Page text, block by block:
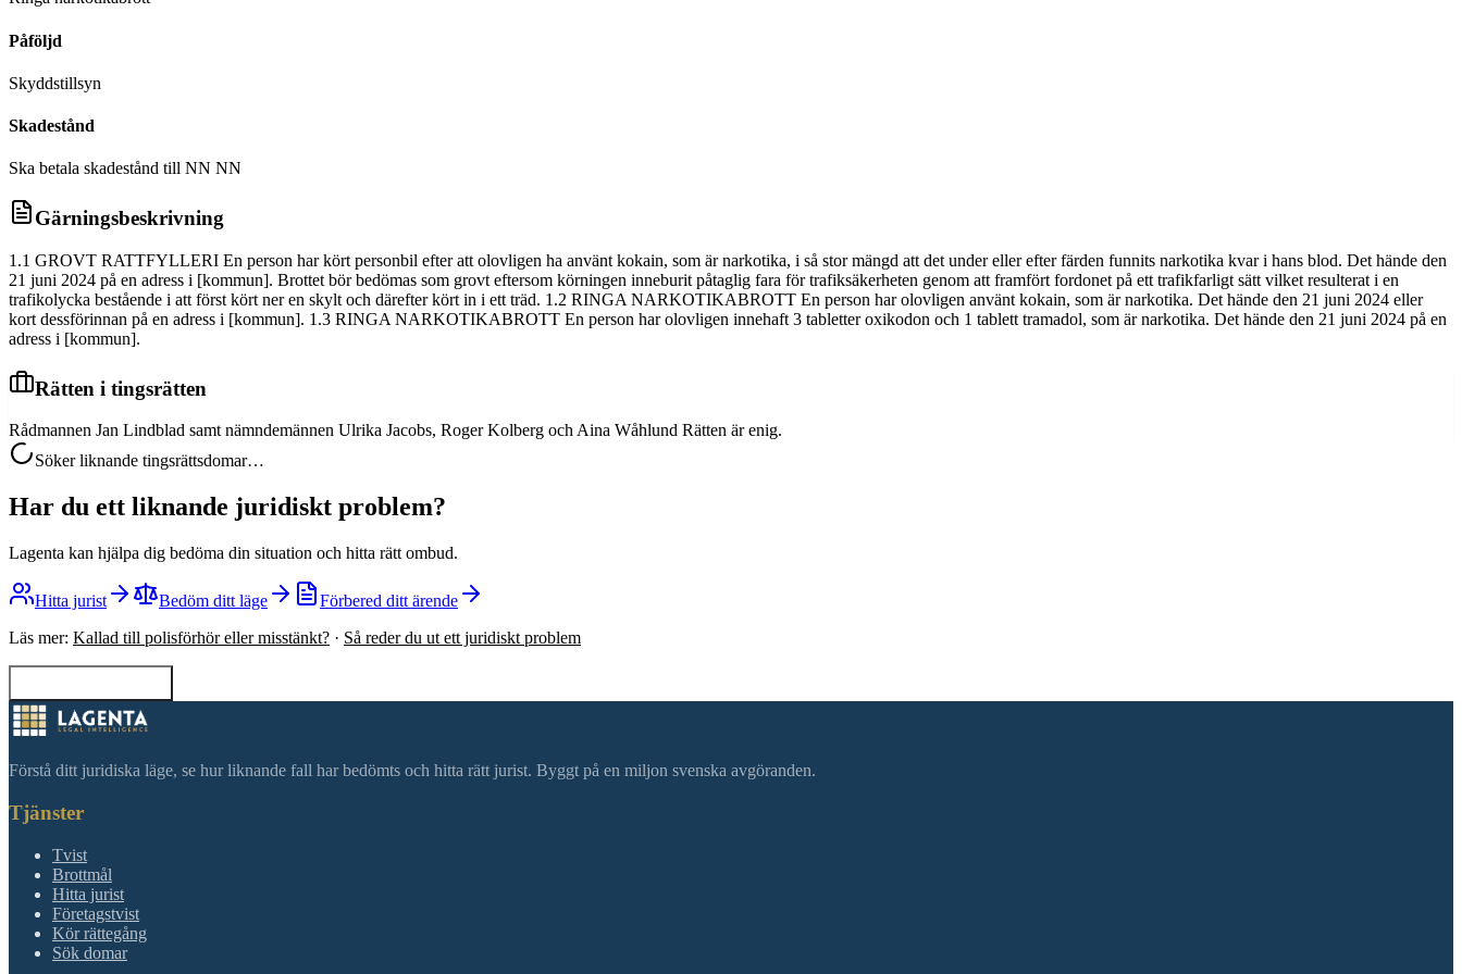
Påföljd
Skyddstillsyn
Skadestånd
Ska betala skadestånd till NN NN
Gärningsbeskrivning
1.1 GROVT RATTFYLLERI En person har kört personbil efter att olovligen ha använt kokain, som är narkotika, i så stor mängd att det under eller efter färden funnits narkotika kvar i hans blod. Det hände den
21 juni 2024 på en adress i [kommun]. Brottet bör bedömas som grovt eftersom körningen inneburit påtaglig fara för trafiksäkerheten genom att framfört fordonet på ett trafikfarligt sätt vilket resulterat i en
trafikolycka bestående i att först kört ner en skylt och därefter kört in i ett träd. 1.2 RINGA NARKOTIKABROTT En person har olovligen använt kokain, som är narkotika. Det hände den 21 juni 2024 eller
kort dessförinnan på en adress i [kommun]. 1.3 RINGA NARKOTIKABROTT En person har olovligen innehaft 3 tabletter oxikodon och 1 tablett tramadol, som är narkotika. Det hände den 21 juni 2024 på en
adress i [kommun].
Rätten i tingsrätten
Rådmannen Jan Lindblad samt nämndemännen Ulrika Jacobs, Roger Kolberg och Aina Wåhlund Rätten är enig.
Söker liknande tingsrättsdomar…
Har du ett liknande juridiskt problem?
Lagenta kan hjälpa dig bedöma din situation och hitta rätt ombud.
Hitta jurist Bedöm ditt läge
Förbered ditt ärende
Läs mer: Kallad till polisförhör eller misstänkt? · Så reder du ut ett juridiskt problem
Förstå ditt juridiska läge, se hur liknande fall har bedömts och hitta rätt jurist. Byggt på en miljon svenska avgöranden.
Tjänster
Tvist
Brottmål
Hitta jurist
Företagstvist
Kör rättegång
Sök domar